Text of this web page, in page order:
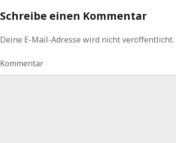
Schreibe einen Kommentar
Deine E-Mail-Adresse wird nicht veröffentlicht.
Kommentar